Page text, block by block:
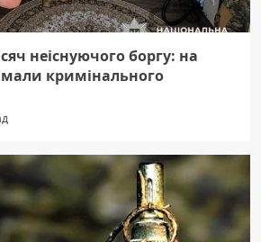
неіснуючого боргу: на
кримінального